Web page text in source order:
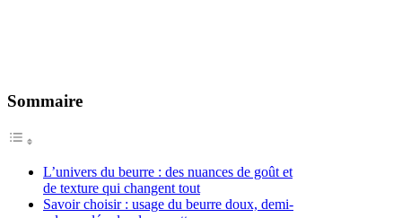
Sommaire
L’univers du beurre : des nuances de goût et
de texture qui changent tout
Savoir choisir : usage du beurre doux, demi-